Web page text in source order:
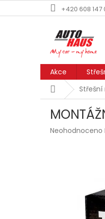
na
+420 608
Akce
DomůStřešní
Průměrné
hvězdiček.
Neohodnoceno